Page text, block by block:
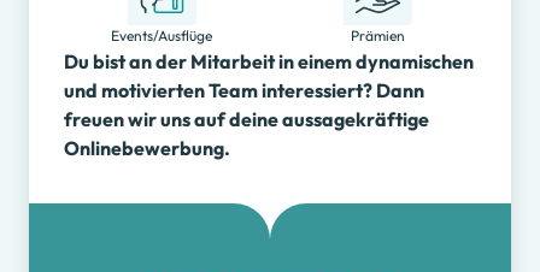
Events/Ausflüge Prämien
Du bist an der Mitarbeit in einem dynamischen
und motivierten Team interessiert? Dann
freuen wir uns auf deine aussagekräftige
Onlinebewerbung.